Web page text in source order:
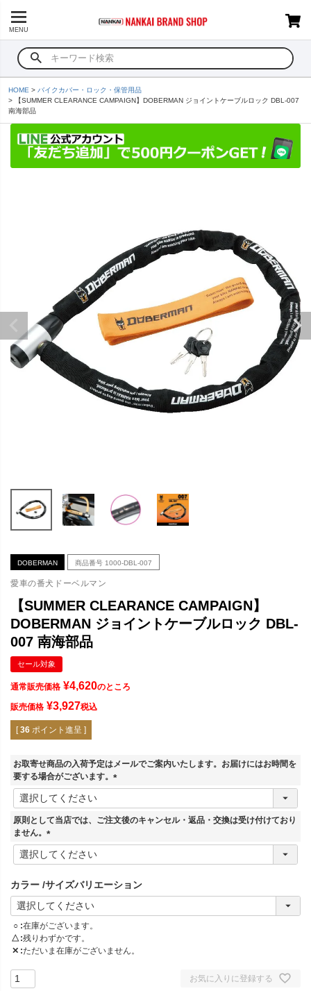
MENU
HOME
バイクカバー・ロック・保管用品
【SUMMER CLEARANCE CAMPAIGN】DOBERMAN ジョイントケーブルロック DBL-007
南海部品
DOBERMAN 商品番号 1000-DBL-007
愛車の番犬ドーベルマン
【SUMMER CLEARANCE CAMPAIGN】
DOBERMAN ジョイントケーブルロック DBL-
007 南海部品
セール対象
通常販売価格 ¥4,620のところ
販売価格 ¥3,927税込
[ 36 ポイント進呈 ]
お取寄せ商品の入荷予定はメールでご案内いたします。お届けにはお時間を
要する場合がございます。
(
須
原則として当店では、ご注文後のキャンセル・返品・交換は受け付けており
ません。
(
必
)
カラー サイズバリエーション
○ 在庫がございます。
△ 残りわずかです。
✕ ただいま在庫がございません。
お気に入りに登録する